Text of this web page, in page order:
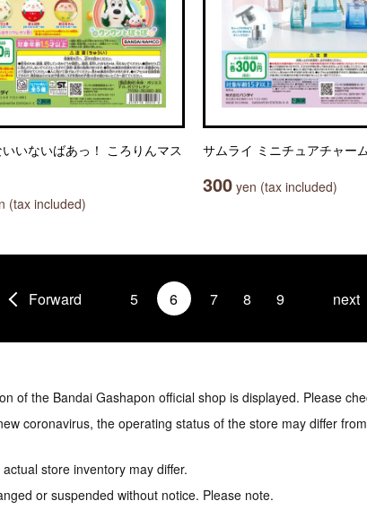
いないばあっ！ ころりんマス
(tax included)
サムライ ミニチュアチャー
300 yen (tax included)
Forward 5 6 7 8 9 next
of the Bandai Gashapon official shop is displayed. Please
coronavirus, the operating status of the store may differ
store inventory may differ.
or suspended without notice. Please note.